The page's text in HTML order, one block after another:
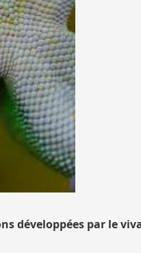
développées par le